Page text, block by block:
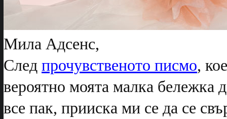
Мила Адсенс,
След прочувственото писмо,
вероятно моята малка бележка
все пак, прииска ми се да се